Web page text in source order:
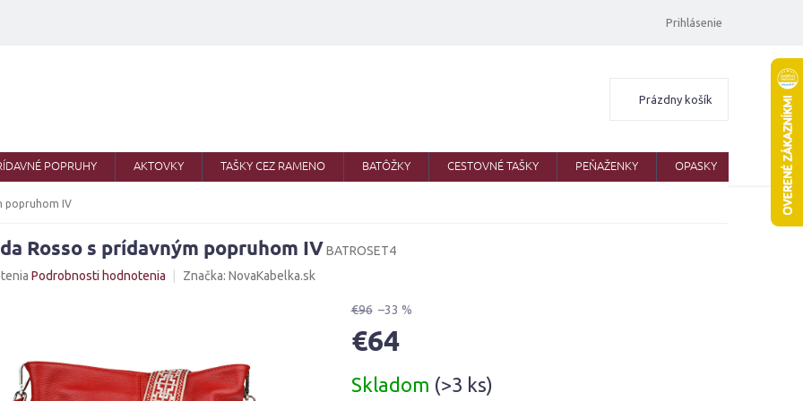
Prihlásenie
Nákupný
Prázdny košík
POPRUHY AKTOVKY TAŠKY CEZ RAMENO BATÔŽKY CESTOVNÉ TAŠKY PEŇAŽENKY OPASKY ŠATKY
popruhom IV
Rosso s prídavným popruhom IVBATROSET4
Podrobnosti hodnotenia Značka: NovaKabelka.sk
€96 –33 %
€64
cena:
Skladom (>3 ks)